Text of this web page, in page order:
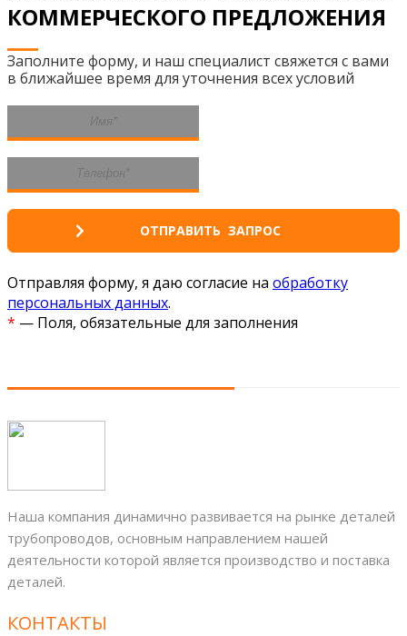
КОММЕРЧЕСКОГО ПРЕДЛОЖЕНИЯ
Заполните форму, и наш специалист свяжется с вами
в ближайшее время для уточнения всех условий
Отправляя форму, я даю согласие на обработку
персональных данных.
* — Поля, обязательные для заполнения
Наша компания динамично развивается на рынке деталей
трубопроводов, основным направлением нашей
деятельности которой является производство и поставка
деталей.
КОНТАКТЫ